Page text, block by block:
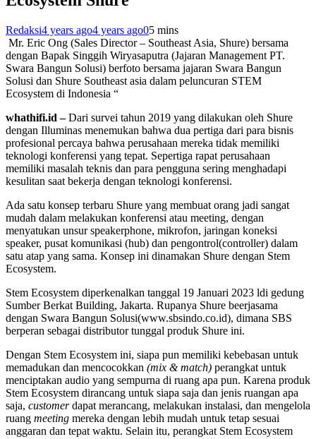
Redaksi4 years ago4 years ago05 mins
Mr. Eric Ong (Sales Director – Southeast Asia, Shure) bersama
dengan Bapak Singgih Wiryasaputra (Jajaran Management PT.
Swara Bangun Solusi) berfoto bersama jajaran Swara Bangun
Solusi dan Shure Southeast asia dalam peluncuran STEM
Ecosystem di Indonesia “
whathifi.id –Dari survei tahun 2019 yang dilakukan oleh Shure
dengan Illuminas menemukan bahwa dua pertiga dari para bisnis
profesional percaya bahwa perusahaan mereka tidak memiliki
teknologi konferensi yang tepat. Sepertiga rapat perusahaan
memiliki masalah teknis dan para pengguna sering menghadapi
kesulitan saat bekerja dengan teknologi konferensi.
Ada satu konsep terbaru Shure yang membuat orang jadi sangat
mudah dalam melakukan konferensi atau meeting, dengan
menyatukan unsur speakerphone, mikrofon, jaringan koneksi
speaker, pusat komunikasi (hub) dan pengontrol(controller) dalam
satu atap yang sama. Konsep ini dinamakan Shure dengan Stem
Ecosystem.
Stem Ecosystem diperkenalkan tanggal 19 Januari 2023 ldi gedung
Sumber Berkat Building, Jakarta. Rupanya Shure beerjasama
dengan Swara Bangun Solusi(www.sbsindo.co.id), dimana SBS
berperan sebagai distributor tunggal produk Shure ini.
Dengan Stem Ecosystem ini, siapa pun memiliki kebebasan untuk
memadukan dan mencocokkan (mix & match) perangkat untuk
menciptakan audio yang sempurna di ruang apa pun. Karena produk
Stem Ecosystem dirancang untuk siapa saja dan jenis ruangan apa
saja, customerdapat merancang, melakukan instalasi, dan mengelola
ruang meeting mereka dengan lebih mudah untuk tetap sesuai
anggaran dan tepat waktu. Selain itu, perangkat Stem Ecosystem